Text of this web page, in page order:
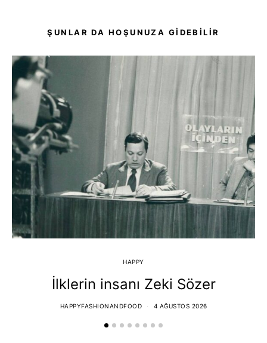
ŞUNLAR DA HOŞUNUZA GIDEBILIR
HAPPY
İlklerin insanı Zeki Sözer
HAPPYFASHIONANDFOOD 4 AĞUSTOS 2026